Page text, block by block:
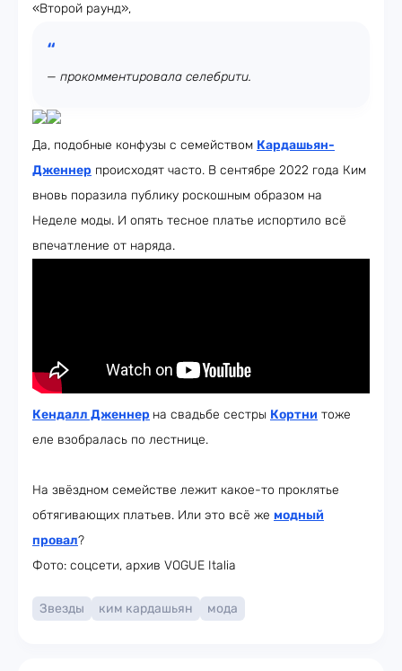
«Второй раунд»,
— прокомментировала селебрити.
Да, подобные конфузы с семейством Кардашьян-
Дженнер происходят часто. В сентябре 2022 года Ким
вновь поразила публику роскошным образом на
Неделе моды. И опять тесное платье испортило всё
впечатление от наряда.
Кендалл Дженнер на свадьбе сестры Кортни тоже
еле взобралась по лестнице.
На звёздном семействе лежит какое-то проклятье
обтягивающих платьев. Или это всё же модный
провал?
Фото: соцсети, архив VOGUE Italia
Звезды ким кардашьян мода